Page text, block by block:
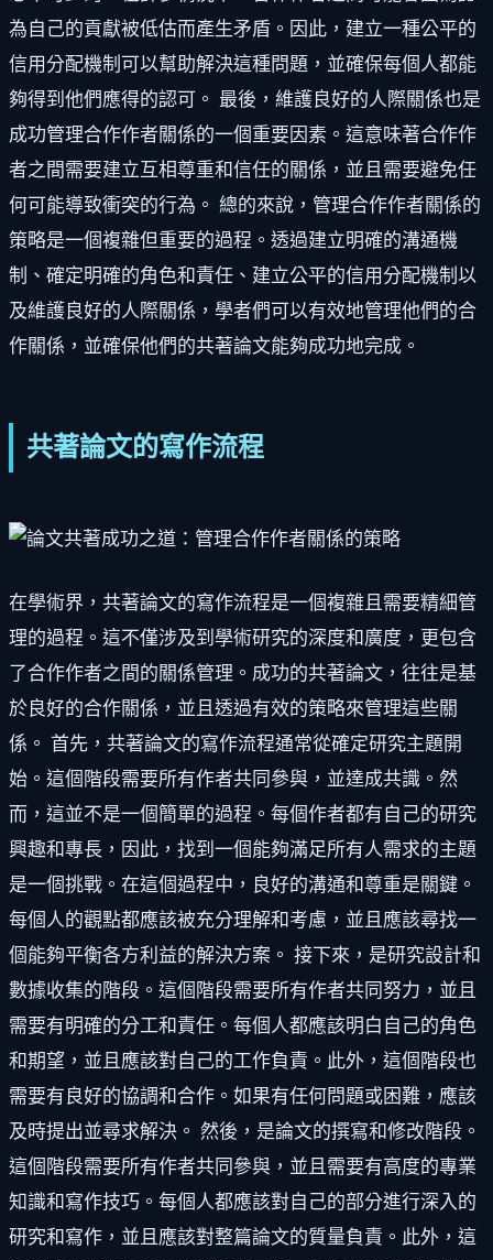
為自己的貢獻被低估而產生矛盾。因此，建立一種公平的
信用分配機制可以幫助解決這種問題，並確保每個人都能
夠得到他們應得的認可。 最後，維護良好的人際關係也是
成功管理合作作者關係的一個重要因素。這意味著合作作
者之間需要建立互相尊重和信任的關係，並且需要避免任
何可能導致衝突的行為。 總的來說，管理合作作者關係的
策略是一個複雜但重要的過程。透過建立明確的溝通機
制、確定明確的角色和責任、建立公平的信用分配機制以
及維護良好的人際關係，學者們可以有效地管理他們的合
作關係，並確保他們的共著論文能夠成功地完成。
共著論文的寫作流程
在學術界，共著論文的寫作流程是一個複雜且需要精細管
理的過程。這不僅涉及到學術研究的深度和廣度，更包含
了合作作者之間的關係管理。成功的共著論文，往往是基
於良好的合作關係，並且透過有效的策略來管理這些關
係。 首先，共著論文的寫作流程通常從確定研究主題開
始。這個階段需要所有作者共同參與，並達成共識。然
而，這並不是一個簡單的過程。每個作者都有自己的研究
興趣和專長，因此，找到一個能夠滿足所有人需求的主題
是一個挑戰。在這個過程中，良好的溝通和尊重是關鍵。
每個人的觀點都應該被充分理解和考慮，並且應該尋找一
個能夠平衡各方利益的解決方案。 接下來，是研究設計和
數據收集的階段。這個階段需要所有作者共同努力，並且
需要有明確的分工和責任。每個人都應該明白自己的角色
和期望，並且應該對自己的工作負責。此外，這個階段也
需要有良好的協調和合作。如果有任何問題或困難，應該
及時提出並尋求解決。 然後，是論文的撰寫和修改階段。
這個階段需要所有作者共同參與，並且需要有高度的專業
知識和寫作技巧。每個人都應該對自己的部分進行深入的
研究和寫作，並且應該對整篇論文的質量負責。此外，這